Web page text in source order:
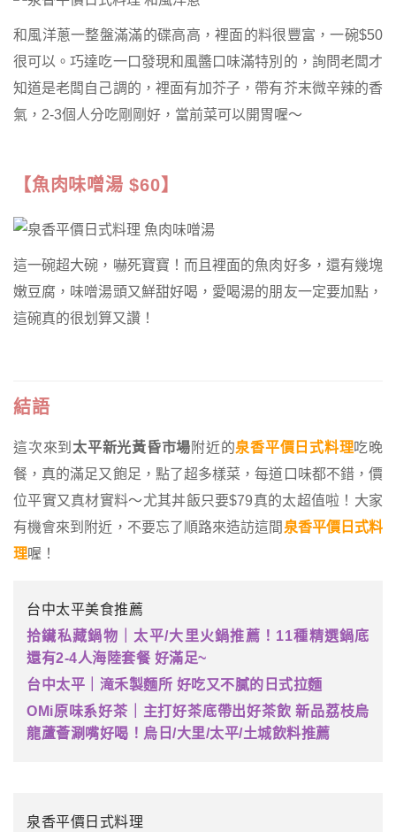
和風洋蔥一整盤滿滿的碟高高，裡面的料很豐富，一碗$50
很可以。巧達吃一口發現和風醬口味滿特別的，詢問老闆才
知道是老闆自己調的，裡面有加芥子，帶有芥末微辛辣的香
氣，2-3個人分吃剛剛好，當前菜可以開胃喔～
【魚肉味噌湯 $60】
這一碗超大碗，嚇死寶寶！而且裡面的魚肉好多，還有幾塊
嫩豆腐，味噌湯頭又鮮甜好喝，愛喝湯的朋友一定要加點，
這碗真的很划算又讚！
結語
這次來到 太平新光黃昏市場 附近的泉香平價日式料理吃晚
餐，真的滿足又飽足，點了超多樣菜，每道口味都不錯，價
位平實又真材實料～尤其丼飯只要$79真的太超值啦！大家
有機會來到附近，不要忘了順路來造訪這間 泉香平價日式料
理喔！
台中太平美食推薦
拾鑶私藏鍋物｜太平/大里火鍋推薦！11種精選鍋底
還有2-4人海陸套餐 好滿足~
台中太平｜滝禾製麵所 好吃又不膩的日式拉麵
OMi原味系好茶｜主打好茶底帶出好茶飲 新品荔枝烏
龍蘆薈涮嘴好喝！烏日/大里/太平/土城飲料推薦
泉香平價日式料理